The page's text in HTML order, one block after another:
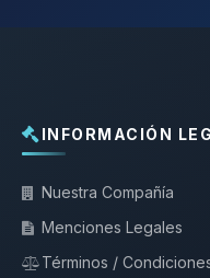
INFORMACIÓN
Nuestra Compañía
Menciones Legales
Términos /